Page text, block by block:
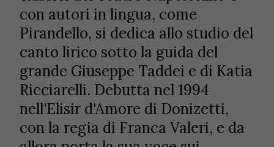
con autori in lingua, come
Pirandello, si dedica allo studio del
canto lirico sotto la guida del
grande Giuseppe Taddei e di Katia
Ricciarelli. Debutta nel 1994
nell'Elisir d'Amore di Donizetti,
con la regia di Franca Valeri, e da